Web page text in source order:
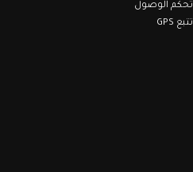
تحكم الوصول
تتبع GPS